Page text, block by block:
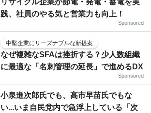
践、社員のやる気と営業力も向上！
Sponsored
中堅企業にリーズナブルな新提案
なぜ複雑なSFAは挫折する？少人数組織
に最適な「名刺管理の延長」で進めるDX
Sponsored
小泉進次郎氏でも、高市早苗氏でもな
い...いま自民党内で急浮上している「次